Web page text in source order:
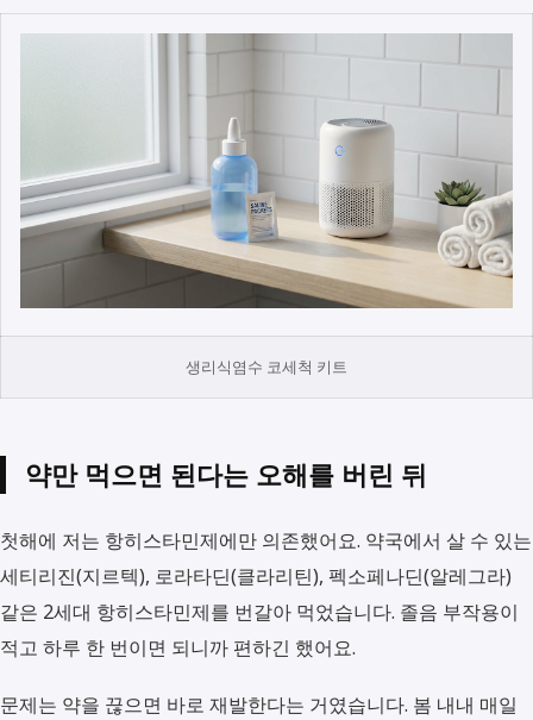
생리식염수 코세척 키트
약만 먹으면 된다는 오해를 버린 뒤
첫해에 저는 항히스타민제에만 의존했어요. 약국에서 살 수 있는
세티리진(지르텍), 로라타딘(클라리틴), 펙소페나딘(알레그라)
같은 2세대 항히스타민제를 번갈아 먹었습니다. 졸음 부작용이
적고 하루 한 번이면 되니까 편하긴 했어요.
문제는 약을 끊으면 바로 재발한다는 거였습니다. 봄 내내 매일